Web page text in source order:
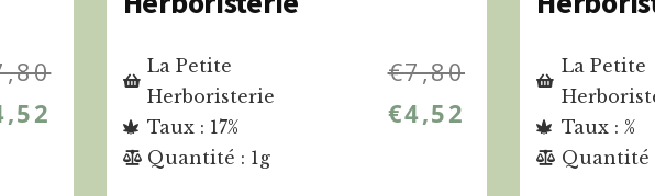
La Petite
Herboristerie
Taux : 17%
Quantité : 1g
€7,80
€4,52
La Petite
Taux : %
Quantité